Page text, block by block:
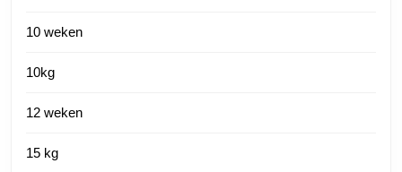
10 weken
10kg
12 weken
15 kg